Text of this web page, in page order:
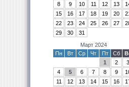
8
9 10 11 12 13
15
16 17 18 19 20
22
23 24 25 26 27
29
30
31
Март 2024
Пн
Вт Ср Чт Пт Сб
1
2
3
4
5 6 7 8 9
11
12 13 14 15 16